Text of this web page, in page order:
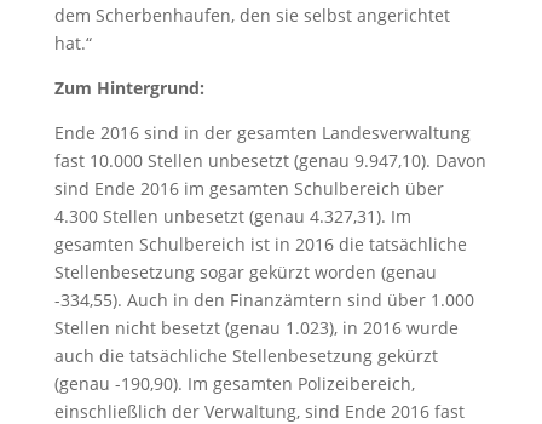
dem Scherbenhaufen, den sie selbst angerichtet
hat.“
Zum Hintergrund:
Ende 2016 sind in der gesamten Landesverwaltung
fast 10.000 Stellen unbesetzt (genau 9.947,10). Davon
sind Ende 2016 im gesamten Schulbereich über
4.300 Stellen unbesetzt (genau 4.327,31). Im
gesamten Schulbereich ist in 2016 die tatsächliche
Stellenbesetzung sogar gekürzt worden (genau
-334,55). Auch in den Finanzämtern sind über 1.000
Stellen nicht besetzt (genau 1.023), in 2016 wurde
auch die tatsächliche Stellenbesetzung gekürzt
(genau -190,90). Im gesamten Polizeibereich,
einschließlich der Verwaltung, sind Ende 2016 fast